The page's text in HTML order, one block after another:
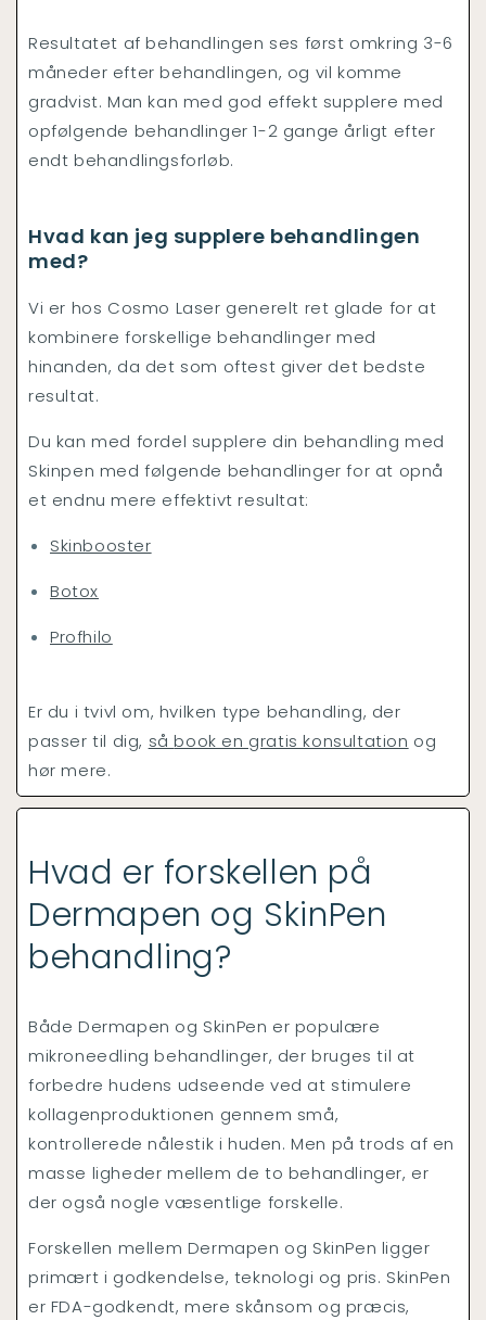
Resultatet af behandlingen ses først omkring 3-6
måneder efter behandlingen, og vil komme
gradvist. Man kan med god effekt supplere med
opfølgende behandlinger 1-2 gange årligt efter
endt behandlingsforløb.
Hvad kan jeg supplere behandlingen
med?
Vi er hos Cosmo Laser generelt ret glade for at
kombinere forskellige behandlinger med
hinanden, da det som oftest giver det bedste
resultat.
Du kan med fordel supplere din behandling med
Skinpen med følgende behandlinger for at opnå
et endnu mere effektivt resultat:
Skinbooster
Botox
Profhilo
Er du i tvivl om, hvilken type behandling, der
passer til dig, såbook en gratis konsultation og
hør mere.
Hvad er forskellen på
Dermapen og SkinPen
behandling?
Både Dermapen og SkinPen er populære
mikroneedling behandlinger, der bruges til at
forbedre hudens udseende ved at stimulere
kollagenproduktionen gennem små,
kontrollerede nålestik i huden. Men på trods af en
masse ligheder mellem de to behandlinger, er
der også nogle væsentlige forskelle.
Forskellen mellem Dermapen og SkinPen ligger
primært i godkendelse, teknologi og pris. SkinPen
er FDA-godkendt, mere skånsom og præcis,